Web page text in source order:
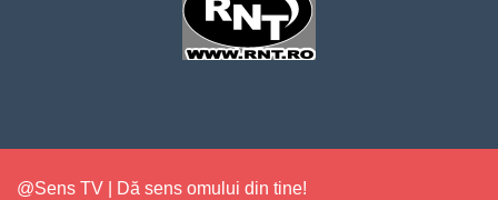
@Sens TV | Dă sens omului din tine!